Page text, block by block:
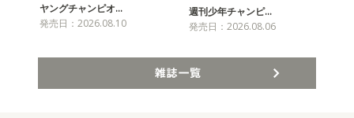
ヤングチャンピオ…
発売日：2026.08.10
週刊少年チャンピ…
発売日：2026.08.06